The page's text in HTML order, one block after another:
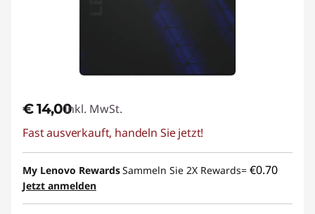
€ 14,00Inkl. MwSt.
Fast ausverkauft, handeln Sie jetzt!
My Lenovo RewardsSammeln Sie 2X Rewards= €0.70
Jetzt anmelden